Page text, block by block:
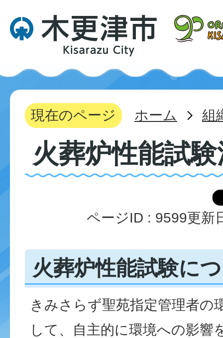
現在のページ ホーム 組
火葬炉性能試
ページID : 9599更新
火葬炉性能試験に
きみさらず聖苑指定管理者の
して、⾃主的に環境への影響